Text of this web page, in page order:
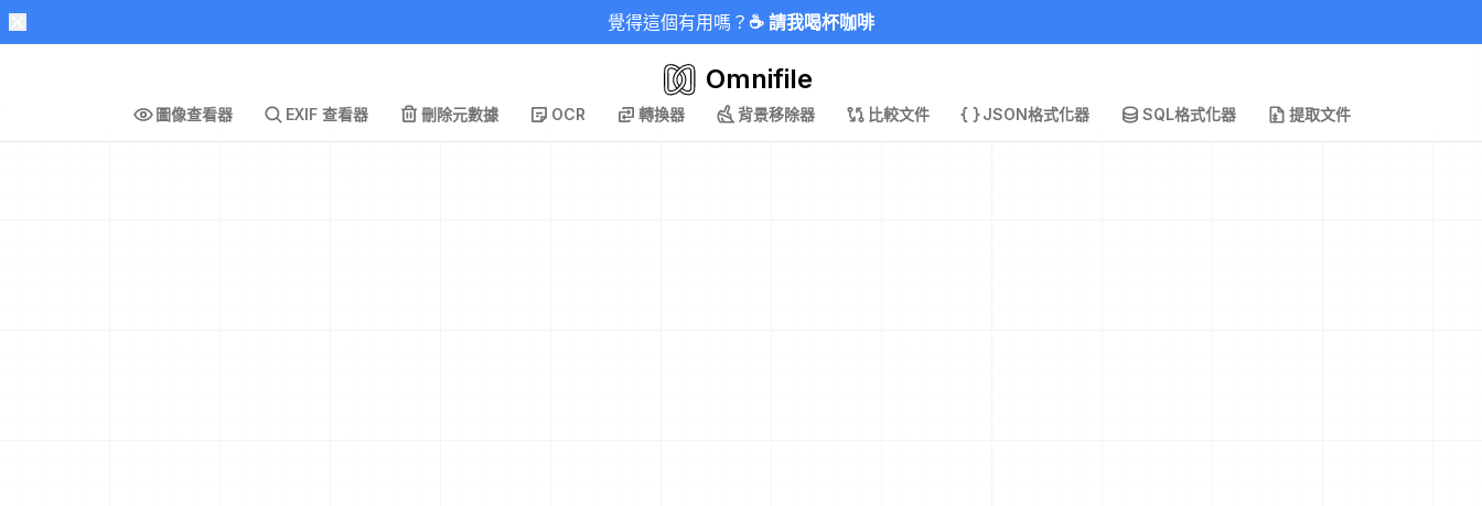
覺得這個有用嗎？ ☕ 請我喝杯咖啡
Omnifile
圖像查看器 EXIF 查看器 刪除元數據 OCR 轉換器 背景移除器 比較文件 JSON格式化器 SQL格式化器 提取文件